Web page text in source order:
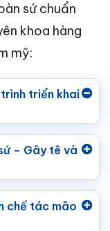
sứ chuẩn
khoa hàng
mỹ:
triển khai
– Gây tê và
chế tác mão